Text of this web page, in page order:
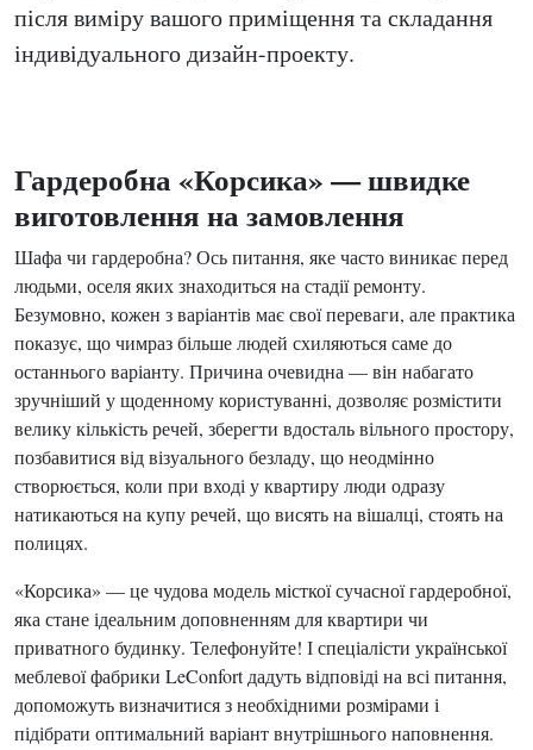
після виміру вашого приміщення та складання
індивідуального дизайн-проекту.
Гардеробна «Корсика» — швидке
виготовлення на замовлення
Шафа чи гардеробна? Ось питання, яке часто виникає перед
людьми, оселя яких знаходиться на стадії ремонту.
Безумовно, кожен з варіантів має свої переваги, але практика
показує, що чимраз більше людей схиляються саме до
останнього варіанту. Причина очевидна — він набагато
зручніший у щоденному користуванні, дозволяє розмістити
велику кількість речей, зберегти вдосталь вільного простору,
позбавитися від візуального безладу, що неодмінно
створюється, коли при вході у квартиру люди одразу
натикаються на купу речей, що висять на вішалці, стоять на
полицях.
«Корсика» — це чудова модель місткої сучасної гардеробної,
яка стане ідеальним доповненням для квартири чи
приватного будинку. Телефонуйте! І спеціалісти української
меблевої фабрики LeConfort дадуть відповіді на всі питання,
допоможуть визначитися з необхідними розмірами і
підібрати оптимальний варіант внутрішнього наповнення.